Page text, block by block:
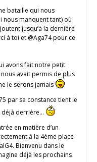
bataille qui nous
nous manquent tant) où
jusqu’à la dernière
à toi et @Aga74 pour ce
avons fait notre petit
avait permis de plus
le serons jamais
par sa constance tient le
déjà derrière…
en matière d’un
à la 4ème place
Bienvenu dans le
déjà les prochains